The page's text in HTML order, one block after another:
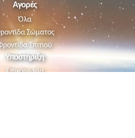
Αγορές
Όλα
Σώματος
Σπιτιού
Υποστήριξη
Επικοινωνία